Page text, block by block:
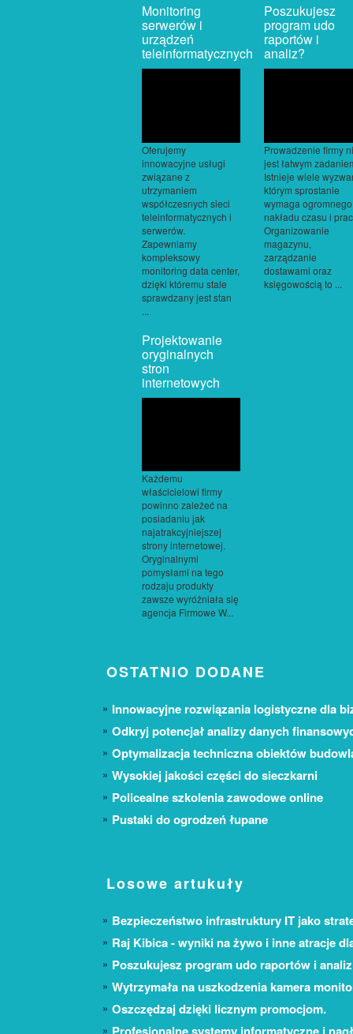
Monitoring
serwerów i
urządzeń
teleinformatycznych
Oferujemy
innowacyjne usługi
związane z
utrzymaniem
współczesnych sieci
teleinformatycznych i
serwerów.
Zapewniamy
kompleksowy
monitoring data center,
dzięki któremu stale
sprawdzany jest stan
...
Poszukujesz
program udo
raportów i
analiz?
Prowadzenie firmy
jest łatwym
Istnieje wiele
którym sprostanie
wymaga ogromnego
nakładu czasu i
Organizowanie
magazynu,
zarządzanie
dostawami oraz
księgowością to ...
Projektowanie
oryginalnych
stron
internetowych
Każdemu
właścicielowi firmy
powinno zależeć na
posiadaniu jak
najatrakcyjniejszej
strony internetowej.
Oryginalnymi
pomysłami na tego
rodzaju produkty
zawsze wyróżniała się
agencja Firmowe W...
OSTATNIO DODANE
Innowacyjne rozwiązania logistyczne dla
Odkryj potencjał analizy danych
Optymalizacja techniczna obiektów
Wysokiej jakości części do sieczkarni
Policealne szkolenia zawodowe online
Pustaki do ogrodzeń łupane
Losowe artukuły
Bezpieczeństwo infrastruktury IT jako
Raj Kibica - wyniki na żywo i inne atracje
Poszukujesz program udo raportów i
Wytrzymała na uszkodzenia kamera
Oszczędzaj dzięki licznym promocjom.